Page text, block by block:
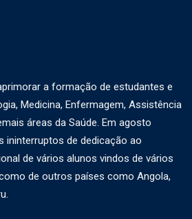
a formação de estudantes e
Medicina, Enfermagem, Assistência
áreas da Saúde. Em agosto
ininterruptos de dedicação ao
de vários alunos vindos de vários
de outros países como Angola,